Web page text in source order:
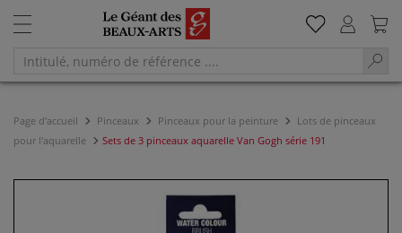
Page d'accueil Pinceaux Pinceaux pour la peinture
Lots de pinceaux
pour l'aquarelle
Sets de 3 pinceaux aquarelle Van Gogh série 191